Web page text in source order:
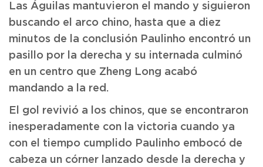
Las Águilas mantuvieron el mando y siguieron
buscando el arco chino, hasta que a diez
minutos de la conclusión Paulinho encontró un
pasillo por la derecha y su internada culminó
en un centro que Zheng Long acabó
mandando a la red.
El gol revivió a los chinos, que se encontraron
inesperadamente con la victoria cuando ya
con el tiempo cumplido Paulinho embocó de
cabeza un córner lanzado desde la derecha y